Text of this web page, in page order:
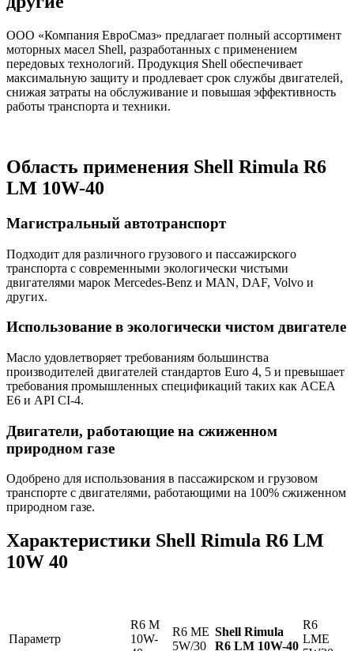
ООО «Компания ЕвроСмаз» предлагает полный ассортимент
моторных масел Shell, разработанных с применением
передовых технологий. Продукция Shell обеспечивает
максимальную защиту и продлевает срок службы двигателей,
снижая затраты на обслуживание и повышая эффективность
работы транспорта и техники.
Область применения Shell Rimula R6
LM 10W-40
Магистральный автотранспорт
Подходит для различного грузового и пассажирского
транспорта с современными экологически чистыми
двигателями марок Mercedes-Benz и MAN, DAF, Volvo и
других.
Использование в экологически чистом двигателе
Масло удовлетворяет требованиям большинства
производителей двигателей стандартов Euro 4, 5 и превышает
требования промышленных спецификаций таких как ACEA
E6 и API CI-4.
Двигатели, работающие на сжиженном
природном газе
Одобрено для использования в пассажирском и грузовом
транспорте c двигателями, работающими на 100% сжиженном
природном газе.
Характеристики Shell Rimula R6 LM
10W 40
Параметр
R6 M
10W-
R6 ME
5W/30
Shell Rimula
R6 LM 10W-40
R6
LME